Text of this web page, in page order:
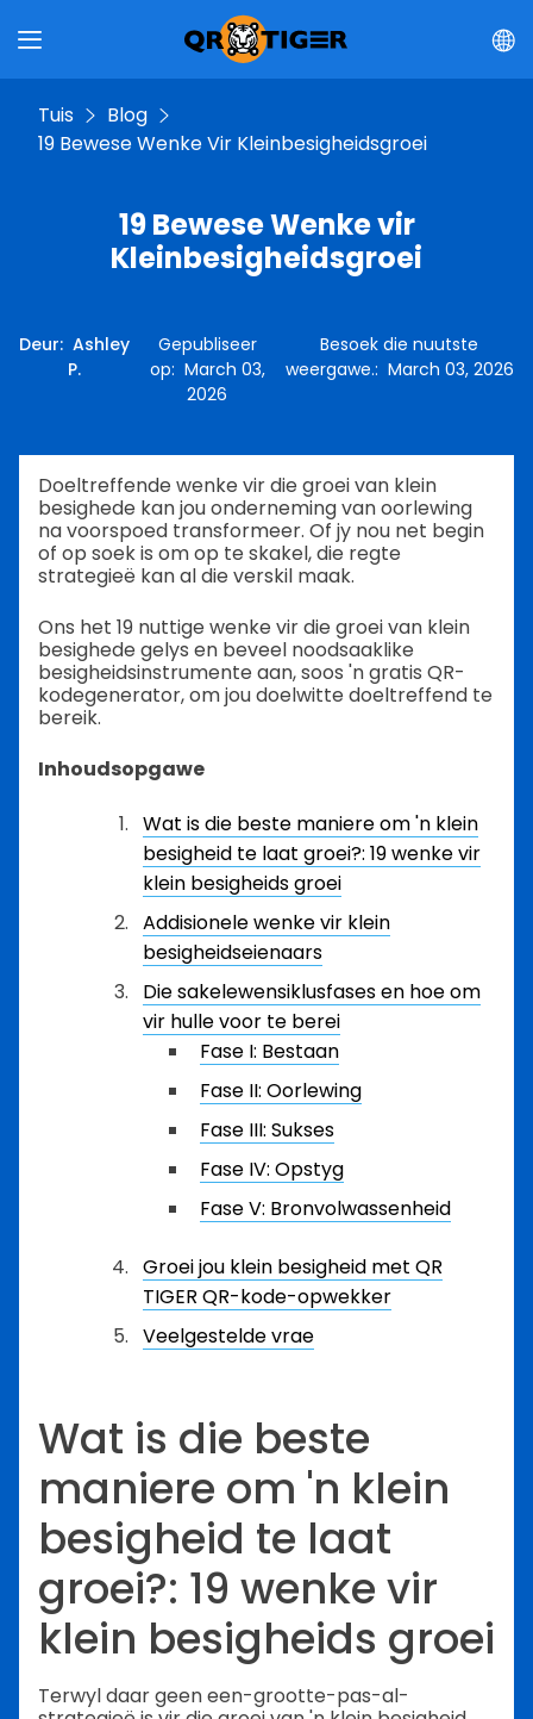
Tuis
Blog
19 Bewese Wenke Vir Kleinbesigheidsgroei
19 Bewese Wenke vir
Kleinbesigheidsgroei
Deur: Ashley
P.
Gepubliseer
op: March 03,
2026
Besoek die nuutste
weergawe.: March 03, 2026
Doeltreffende wenke vir die groei van klein
besighede kan jou onderneming van oorlewing
na voorspoed transformeer. Of jy nou net begin
of op soek is om op te skakel, die regte
strategieë kan al die verskil maak.
Ons het 19 nuttige wenke vir die groei van klein
besighede gelys en beveel noodsaaklike
besigheidsinstrumente aan, soos 'n gratis QR-
kodegenerator, om jou doelwitte doeltreffend te
bereik.
Inhoudsopgawe
Wat is die beste maniere om 'n klein
besigheid te laat groei?: 19 wenke vir
klein besigheids groei
Addisionele wenke vir klein
besigheidseienaars
Die sakelewensiklusfases en hoe om
vir hulle voor te berei
Fase I: Bestaan
Fase II: Oorlewing
Fase III: Sukses
Fase IV: Opstyg
Fase V: Bronvolwassenheid
Groei jou klein besigheid met QR
TIGER QR-kode-opwekker
Veelgestelde vrae
Wat is die beste
maniere om 'n klein
besigheid te laat
groei?: 19 wenke vir
klein besigheids groei
Terwyl daar geen een-grootte-pas-al-